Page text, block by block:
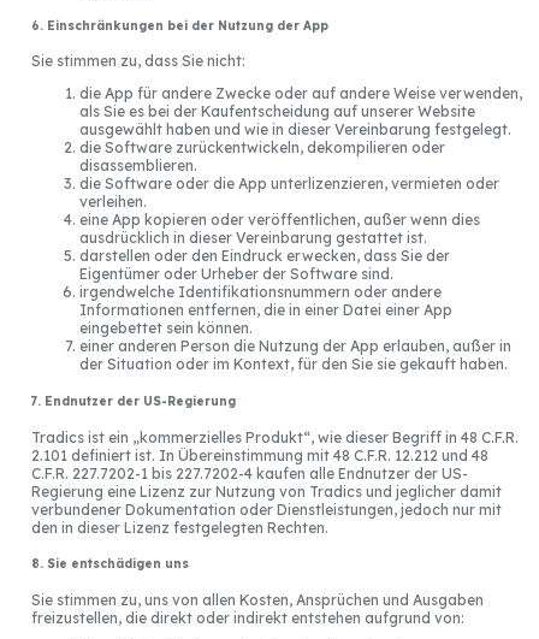
6. Einschränkungen bei der Nutzung der App
Sie stimmen zu, dass Sie nicht:
die App für andere Zwecke oder auf andere Weise verwenden,
als Sie es bei der Kaufentscheidung auf unserer Website
ausgewählt haben und wie in dieser Vereinbarung festgelegt.
die Software zurückentwickeln, dekompilieren oder
disassemblieren.
die Software oder die App unterlizenzieren, vermieten oder
verleihen.
eine App kopieren oder veröffentlichen, außer wenn dies
ausdrücklich in dieser Vereinbarung gestattet ist.
darstellen oder den Eindruck erwecken, dass Sie der
Eigentümer oder Urheber der Software sind.
irgendwelche Identifikationsnummern oder andere
Informationen entfernen, die in einer Datei einer App
eingebettet sein können.
einer anderen Person die Nutzung der App erlauben, außer in
der Situation oder im Kontext, für den Sie sie gekauft haben.
7. Endnutzer der US-Regierung
Tradics ist ein „kommerzielles Produkt“, wie dieser Begriff in 48 C.F.R.
2.101 definiert ist. In Übereinstimmung mit 48 C.F.R. 12.212 und 48
C.F.R. 227.7202-1 bis 227.7202-4 kaufen alle Endnutzer der US-
Regierung eine Lizenz zur Nutzung von Tradics und jeglicher damit
verbundener Dokumentation oder Dienstleistungen, jedoch nur mit
den in dieser Lizenz festgelegten Rechten.
8. Sie entschädigen uns
Sie stimmen zu, uns von allen Kosten, Ansprüchen und Ausgaben
freizustellen, die direkt oder indirekt entstehen aufgrund von: